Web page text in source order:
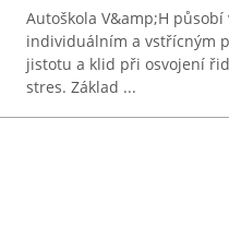
Autoškola V&amp;H
individuálním a vstřícným
jistotu a klid při osvojení
stres. Základ ...